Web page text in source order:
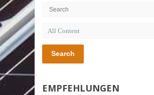
Search
EMPFEHLUNGEN